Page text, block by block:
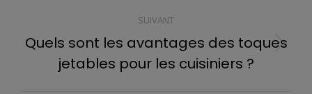
SUIVANT
Article
suivant
Quels sont les avantages des toques
jetables pour les cuisiniers ?